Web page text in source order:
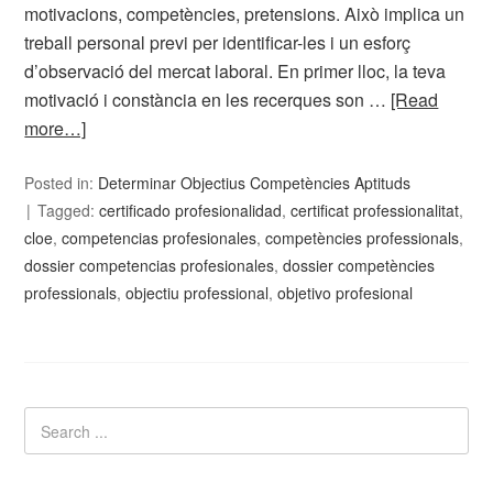
motivacions, competències, pretensions. Això implica un
treball personal previ per identificar-les i un esforç
d’observació del mercat laboral. En primer lloc, la teva
motivació i constància en les recerques son … [Read
more…]
Posted in: Determinar Objectius Competències Aptituds
Tagged:certificado profesionalidad,certificat professionalitat,
cloe,competencias profesionales,competències professionals,
dossier competencias profesionales,dossier competències
professionals,objectiu professional,objetivo profesional